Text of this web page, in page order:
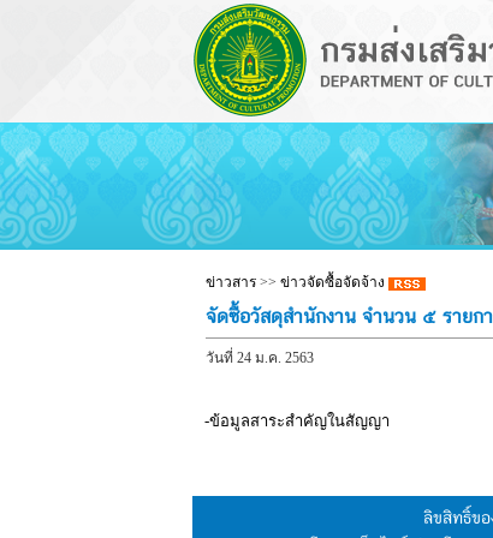
ข่าวสาร >> ข่าวจัดซื้อจัดจ้าง
จัดซื้อวัสดุสำนักงาน จำนวน ๕ รายก
วันที่ 24 ม.ค. 2563
-ข้อมูลสาระสำคัญในสัญญา
ลิขสิทธิ์ขอ